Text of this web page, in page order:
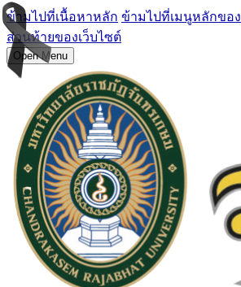
ข้ามไปที่เนื้อหาหลัก ข้ามไปที่เมนูหลักของ
ส่วนท้ายของเว็บไซต์
Open Menu